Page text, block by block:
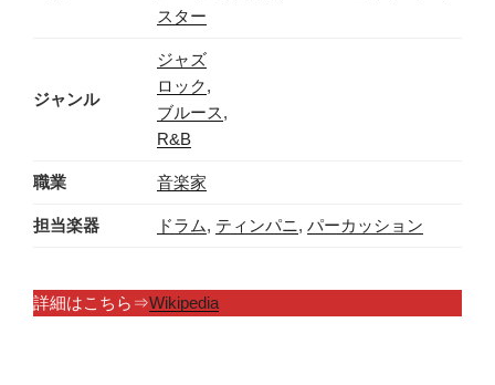
スター
ジャンル
ジャズ
ロック,
ブルース,
R&B
職業 音楽家
担当楽器 ドラム, ティンパニ, パーカッション
詳細はこちら⇒Wikipedia